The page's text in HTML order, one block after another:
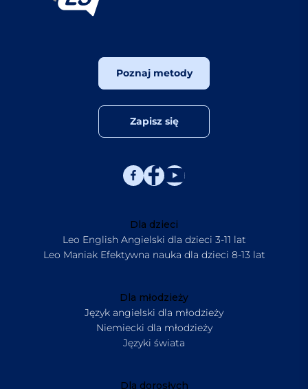
Poznaj metody
Zapisz się
Dla dzieci
Leo English Angielski dla dzieci 3-11 lat
Leo Maniak Efektywna nauka dla dzieci 8-13 lat
Dla młodzieży
Język angielski dla młodzieży
Niemiecki dla młodzieży
Języki świata
Dla dorosłych